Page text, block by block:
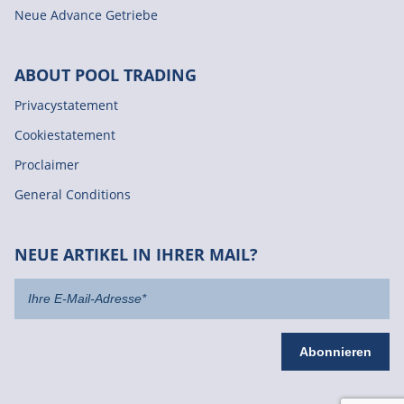
Neue Advance Getriebe
ABOUT POOL TRADING
Privacystatement
Cookiestatement
Proclaimer
General Conditions
NEUE ARTIKEL IN IHRER MAIL?